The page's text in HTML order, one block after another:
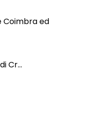
Coimbra ed
Cr...